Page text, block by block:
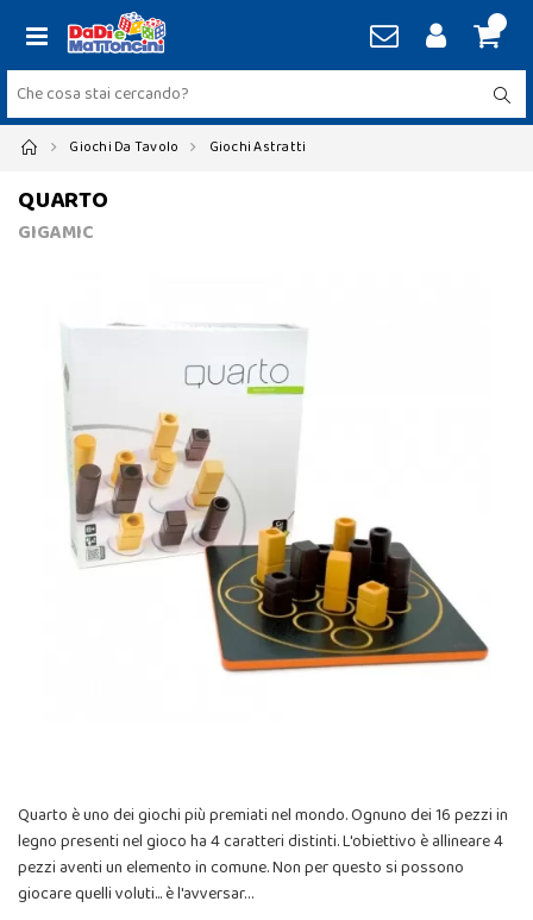
Giochi Da Tavolo Giochi Astratti
QUARTO
GIGAMIC
Quarto è uno dei giochi più premiati nel mondo. Ognuno dei 16 pezzi in
legno presenti nel gioco ha 4 caratteri distinti. L'obiettivo è allineare 4
pezzi aventi un elemento in comune. Non per questo si possono
giocare quelli voluti... è l'avversar…